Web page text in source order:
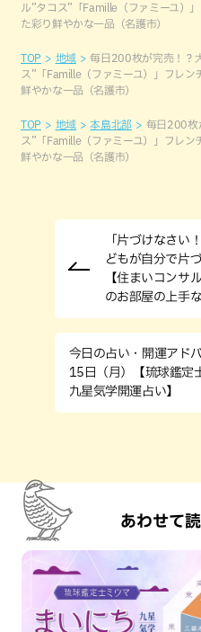
ル”タコス”「Famille（ファミーユ）
た彩り鮮やかな一品（名護市）
TOP 地域
毎日200枚が完売！？
ス”「Famille（ファミーユ）」フレ
鮮やかな一品（名護市）
TOP 地域 本島北部
毎日200枚
ス”「Famille（ファミーユ）」フレ
鮮やかな一品（名護市）
「片づけなさい
どもが自分で片
【住まいコンサ
のお部屋の上手
今日の占い・開運アド
15日（月）【琉球鑑定
九星気学開運占い】
あわせて